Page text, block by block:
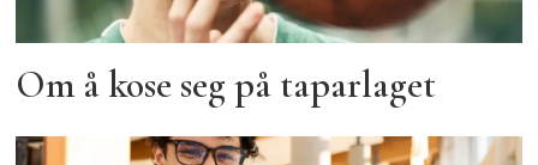
Om å kose seg på taparlaget